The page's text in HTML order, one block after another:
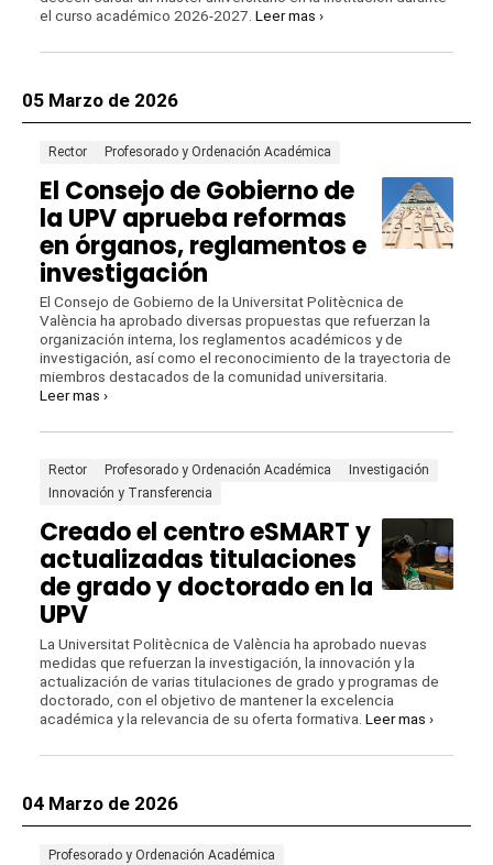
el curso académico 2026-2027. Leer mas ›
05 Marzo de 2026
Rector Profesorado y Ordenación Académica
El Consejo de Gobierno de
la UPV aprueba reformas
en órganos, reglamentos e
investigación
El Consejo de Gobierno de la Universitat Politècnica de
València ha aprobado diversas propuestas que refuerzan la
organización interna, los reglamentos académicos y de
investigación, así como el reconocimiento de la trayectoria de
miembros destacados de la comunidad universitaria.
Leer mas ›
Rector Profesorado y Ordenación Académica
Investigación
Innovación y Transferencia
Creado el centro eSMART y
actualizadas titulaciones
de grado y doctorado en la
UPV
La Universitat Politècnica de València ha aprobado nuevas
medidas que refuerzan la investigación, la innovación y la
actualización de varias titulaciones de grado y programas de
doctorado, con el objetivo de mantener la excelencia
académica y la relevancia de su oferta formativa. Leer mas ›
04 Marzo de 2026
Profesorado y Ordenación Académica